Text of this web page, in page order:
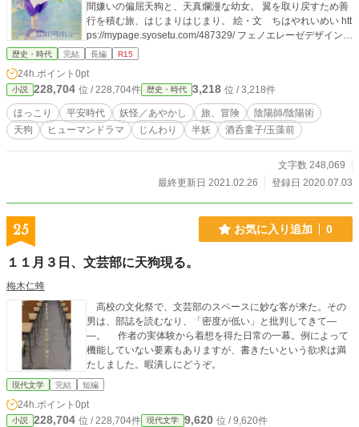
間嫌いの偏屈天狗と、天真爛漫な幼女。 翼を取り戻すため善
行を積む旅、はじまりはじまり。 絵・文 ちはやれいめい htt
ps://mypage.syosetu.com/487329/ フェノエレーゼデザイン
トトさん https://mypage.syosetu.com/432625/
歴史・時代 完結 長編 R15
24h.ポイント 0pt
小説 228,704 位 / 228,704件 歴史・時代 3,218 位 / 3,218件
ほっこり 平安時代 妖怪／あやかし 旅、冒険
陰陽師/陰陽術
天狗
ヒューマンドラマ じんわり 半妖 酒呑童子/玉藻前
文字数 248,069
最終更新日 2021.02.26
登録日 2020.07.03
25 お気に入り追加 0
１１月３日、文芸部に天狗現る。
梅木仁蜂
高校の文化祭で、文芸部のスペースに妙な客が来た。その
男は、部誌を読むなり、「密度が低い」と批判してきて―
―。 作者の実体験から着想を得た日常の一幕。例によって
機能していない要素もありますが、書きたいという欲求は満
たしました。暇潰しにどうぞ。
現代文学 完結 短編
24h.ポイント 0pt
小説 228,704 位 / 228,704件 現代文学 9,620 位 / 9,620件